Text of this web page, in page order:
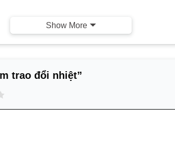
Show More
trao đổi nhiệt”